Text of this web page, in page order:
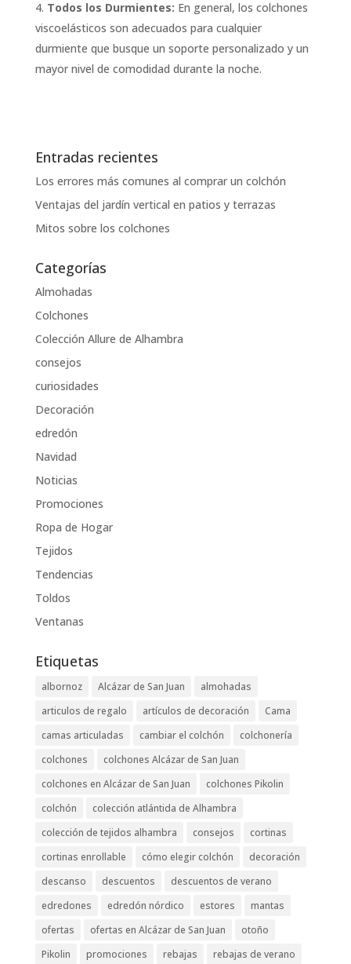
Todos los Durmientes: En general, los colchones
viscoelásticos son adecuados para cualquier
durmiente que busque un soporte personalizado y un
mayor nivel de comodidad durante la noche.
Entradas recientes
Los errores más comunes al comprar un colchón
Ventajas del jardín vertical en patios y terrazas
Mitos sobre los colchones
Categorías
Almohadas
Colchones
Colección Allure de Alhambra
consejos
curiosidades
Decoración
edredón
Navidad
Noticias
Promociones
Ropa de Hogar
Tejidos
Tendencias
Toldos
Ventanas
Etiquetas
albornoz Alcázar de San Juan
almohadas
articulos de regalo
artículos de decoración
Cama
camas articuladas
cambiar el colchón
colchonería
colchones
colchones Alcázar de San Juan
colchones en Alcázar de San Juan
colchones Pikolin
colchón
colección atlántida de Alhambra
colección de tejidos alhambra
consejos
cortinas
cortinas enrollable
cómo elegir colchón
decoración
descanso
descuentos
descuentos de verano
edredones
edredón nórdico estores
mantas
ofertas
ofertas en Alcázar de San Juan
otoño
Pikolin
promociones rebajas
rebajas de verano